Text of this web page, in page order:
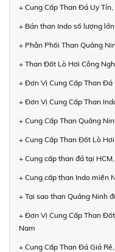
+ Cung Cấp Than Đá Uy
+ Bán than Indo số lượng
+ Phân Phối Than Quảng
+ Than Đốt Lò Hơi Công
+ Đơn Vị Cung Cấp Than Đá
+ Đơn Vị Cung Cấp Than
+ Cung Cấp Than Quảng
+ Cung Cấp Than Đốt Lò
+ Cung cấp than đá tại
+ Cung cấp than Indo miền
+ Tại sao than Quảng Ninh
+ Đơn Vị Cung Cấp Than
Nam
+ Cung Cấp Than Đá Giá